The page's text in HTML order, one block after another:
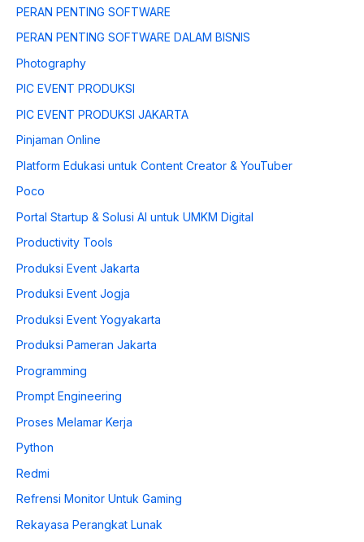
PERAN PENTING SOFTWARE
PERAN PENTING SOFTWARE DALAM BISNIS
Photography
PIC EVENT PRODUKSI
PIC EVENT PRODUKSI JAKARTA
Pinjaman Online
Platform Edukasi untuk Content Creator & YouTuber
Poco
Portal Startup & Solusi AI untuk UMKM Digital
Productivity Tools
Produksi Event Jakarta
Produksi Event Jogja
Produksi Event Yogyakarta
Produksi Pameran Jakarta
Programming
Prompt Engineering
Proses Melamar Kerja
Python
Redmi
Refrensi Monitor Untuk Gaming
Rekayasa Perangkat Lunak